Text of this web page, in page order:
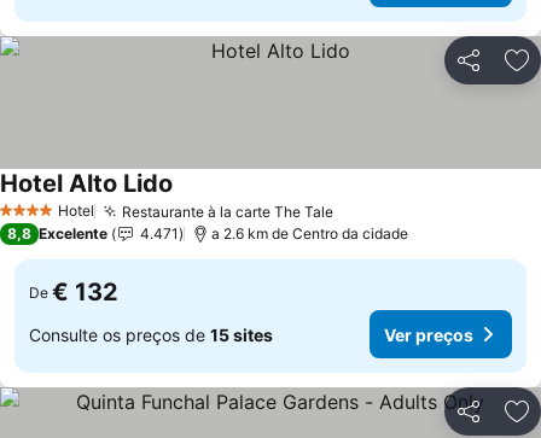
Partilhar
4 EstrelasHotel Restaurante à la carte The TaleVer preços
Hotel Alto Lido
8,8 Excelente 4.471 a 2.6 km de Centro da cidade
De € 132
Consulte os preços de 15 sites Ver preços
Partilhar